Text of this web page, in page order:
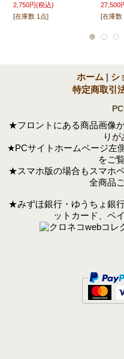
2,750円(税込)
[在庫数 1点]
27,500
[在庫数
ホーム | シ
特定商取引
★フロントにある商品画像
りが
★PCサイトホームページ左
をご
★スマホ版の場合もスマホ
全商品
★みずほ銀行・ゆうちょ銀
ットカード、ペ